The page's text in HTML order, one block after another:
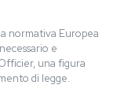
normativa Europea
e
una figura
di legge.